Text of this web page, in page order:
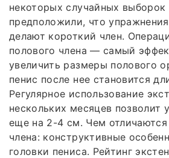
некоторых случайных выборок
предположили, что
делают короткий член.
полового члена — самый
увеличить размеры полового
пенис после нее становится
Регулярное использование
нескольких месяцев позволит
еще на 2-4 см. Чем отличаются
члена: конструктивные
головки пениса. Рейтинг